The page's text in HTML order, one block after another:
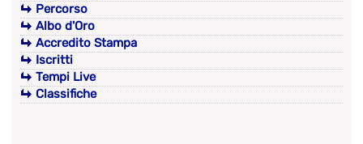
Percorso
Albo d'Oro
Accredito Stampa
Iscritti
Tempi Live
Classifiche